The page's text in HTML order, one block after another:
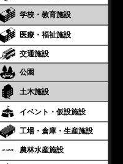
学校・教育施設
医療・福祉施設
交通施設
公園
土木施設
イベント・仮設施設
工場・倉庫・生産施設
農林水産施設